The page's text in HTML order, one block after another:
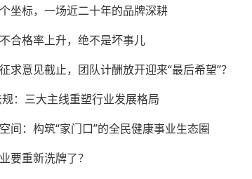
坐标，一场近二十年的品牌深耕
合格率上升，绝不是坏事儿
求意见截止，团队计酬放开迎来“最后希望”？
：三大主线重塑行业发展格局
间：构筑“家门口”的全民健康事业生态圈
要重新洗牌了？